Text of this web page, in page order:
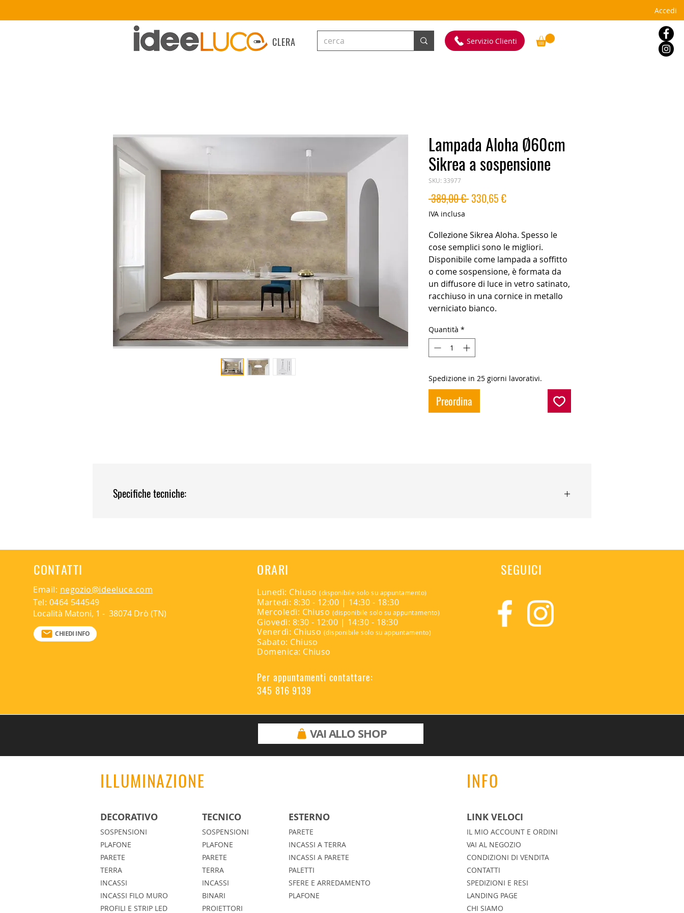
Accedi
CLERA Servizio Clienti
Lampada Aloha Ø60cm
Sikrea a sospensione
SKU: 33977
389,00 € Prezzo
330,65 €Prezzo
IVA inclusa
Collezione Sikrea Aloha. Spesso le
cose semplici sono le migliori.
Disponibile come lampada a soffitto
o come sospensione, è formata da
un diffusore di luce in vetro satinato,
racchiuso in una cornice in metallo
verniciato bianco.
Quantità *
Spedizione in 25 giorni lavorativi.
Preordina
Specifiche tecniche:
Temperatura di colore della luce: 3000K (Warm White)
CRI: 85
Diametro totale diffusore: 60cm
Sporgenza massima dal soffitto: 16cm
CONTATTI
Email: negozio@ideeluce.com
Tel: 0464 544549
Località Matoni, 1 - 38074 Drò (TN)
CHIEDI INFO
ORARI
Lunedì: Chiuso(disponibile solo su appuntamento)
Martedì: 8:30 - 12:00 | 14:30 - 18:30
Mercoledì: Chiuso (disponibile solo su appuntamento)
Giovedì: 8:30 - 12:00 | 14:30 - 18:30
Venerdì: Chiuso (disponibile solo su appuntamento)
Sabato: Chiuso
Domenica: Chiuso
Per appuntamenti contattare:
345 816 9139
SEGUICI
VAI ALLO SHOP
ILLUMINAZIONE
DECORATIVO
SOSPENSIONI
PLAFONE
PARETE
TERRA
INCASSI
INCASSI FILO MURO
PROFILI E STRIP LED
TECNICO
SOSPENSIONI
PLAFONE
PARETE
TERRA
INCASSI
BINARI
PROIETTORI
ESTERNO
PARETE
INCASSI A TERRA
INCASSI A PARETE
PALETTI
SFERE E ARREDAMENTO
PLAFONE
INFO
LINK VELOCI
IL MIO ACCOUNT E ORDINI
VAI AL NEGOZIO
CONDIZIONI DI VENDITA
CONTATTI
SPEDIZIONI E RESI
LANDING PAGE
CHI SIAMO